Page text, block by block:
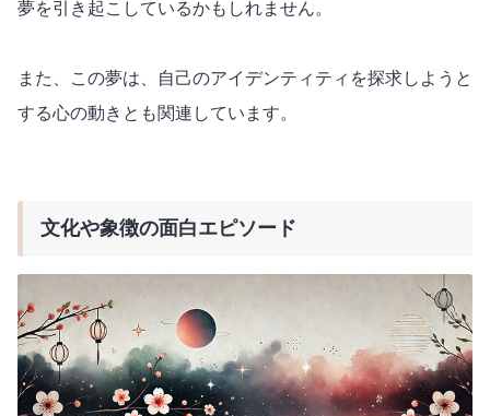
夢を引き起こしているかもしれません。
また、この夢は、自己のアイデンティティを探求しようと
する心の動きとも関連しています。
文化や象徴の面白エピソード